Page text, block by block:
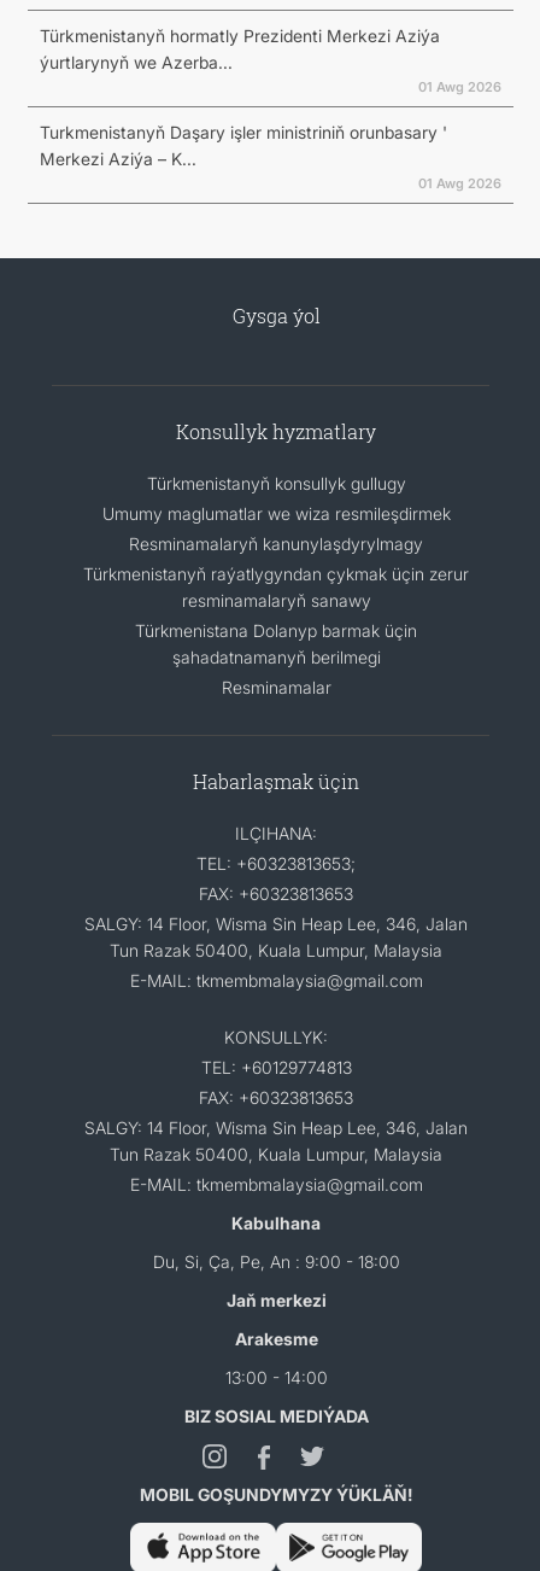
Türkmenistanyň hormatly Prezidenti Merkezi Aziýa
ýurtlarynyň we Azerba...
01 Awg 2026
Turkmenistanyň Daşary işler ministriniň orunbasary '
Merkezi Aziýa – K...
01 Awg 2026
Gysga ýol
Konsullyk hyzmatlary
Türkmenistanyň konsullyk gullugy
Umumy maglumatlar we wiza resmileşdirmek
Resminamalaryň kanunylaşdyrylmagy
Türkmenistanyň raýatlygyndan çykmak üçin zerur
resminamalaryň sanawy
Türkmenistana Dolanyp barmak üçin
şahadatnamanyň berilmegi
Resminamalar
Habarlaşmak üçin
ILÇIHANA:
TEL: +60323813653;
FAX: +60323813653
SALGY: 14 Floor, Wisma Sin Heap Lee, 346, Jalan
Tun Razak 50400, Kuala Lumpur, Malaysia
E-MAIL: tkmembmalaysia@gmail.com
KONSULLYK:
TEL: +60129774813
FAX: +60323813653
SALGY: 14 Floor, Wisma Sin Heap Lee, 346, Jalan
Tun Razak 50400, Kuala Lumpur, Malaysia
E-MAIL: tkmembmalaysia@gmail.com
Kabulhana
Du, Si, Ça, Pe, An : 9:00 - 18:00
Jaň merkezi
Arakesme
13:00 - 14:00
BIZ SOSIAL MEDIÝADA
MOBIL GOŞUNDYMYZY ÝÜKLÄŇ!